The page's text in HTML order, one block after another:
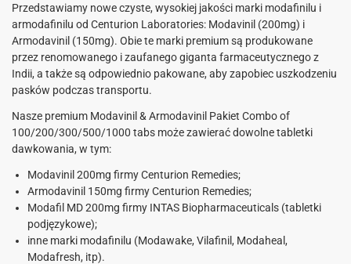
Przedstawiamy nowe czyste, wysokiej jakości marki modafinilu i
armodafinilu od Centurion Laboratories: Modavinil (200mg) i
Armodavinil (150mg). Obie te marki premium są produkowane
przez renomowanego i zaufanego giganta farmaceutycznego z
Indii, a także są odpowiednio pakowane, aby zapobiec uszkodzeniu
pasków podczas transportu.
Nasze premium Modavinil & Armodavinil Pakiet Combo of
100/200/300/500/1000 tabs może zawierać dowolne tabletki
dawkowania, w tym:
Modavinil 200mg firmy Centurion Remedies;
Armodavinil 150mg firmy Centurion Remedies;
Modafil MD 200mg firmy INTAS Biopharmaceuticals (tabletki
podjęzykowe);
inne marki modafinilu (Modawake, Vilafinil, Modaheal,
Modafresh, itp).